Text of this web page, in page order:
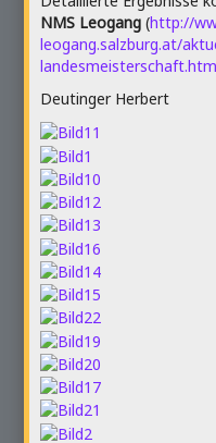
NMS Leogang (http://
leogang.salzburg.at/
Deutinger Herbert